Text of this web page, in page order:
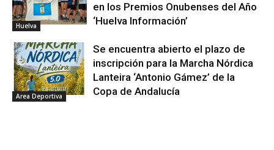
Huelva
en los Premios Onubenses del Año
‘Huelva Información’
Area Deportiva
Se encuentra abierto el plazo de
inscripción para la Marcha Nórdica
Lanteira ‘Antonio Gámez’ de la
Copa de Andalucía